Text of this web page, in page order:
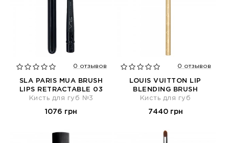
0 отзывов
SLA PARIS MUA BRUSH
LIPS RETRACTABLE 03
Кисть для губ №3
1076 грн
0 отзывов
LOUIS VUITTON LIP
BLENDING BRUSH
Кисть для губ
7440 грн